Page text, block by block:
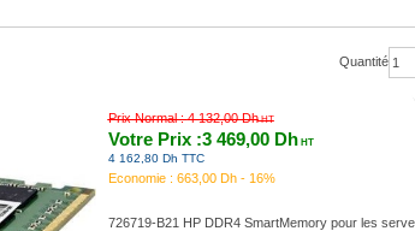
Quantité
Prix Normal :4 132,00 DhHT
Votre Prix :3 469,00 Dh HT
4 162,80 Dh TTC
Economie : 663,00 Dh - 16%
726719-B21 HP DDR4 SmartMemory pour les